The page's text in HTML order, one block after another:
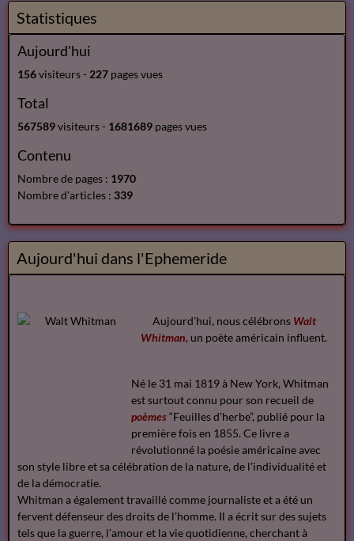
Statistiques
Aujourd'hui
156visiteurs - 227 pages vues
Total
567589visiteurs - 1681689 pages vues
Contenu
Nombre de pages : 1970
Nombre d'articles : 339
Aujourd'hui dans l'Ephemeride
Aujourd’hui, nous célébrons Walt
Whitman, un poète américain influent.
Né le 31 mai 1819 à New York, Whitman
est surtout connu pour son recueil de
poèmes “Feuilles d’herbe”, publié pour la
première fois en 1855. Ce livre a
révolutionné la poésie américaine avec
son style libre et sa célébration de la nature, de l’individualité et
de la démocratie.
Whitman a également travaillé comme journaliste et a été un
fervent défenseur des droits de l’homme. Il a écrit sur des sujets
tels que la guerre, l’amour et la vie quotidienne, cherchant à